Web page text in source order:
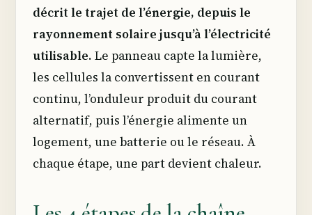
décrit le trajet de l’énergie, depuis le
rayonnement solaire jusqu’à l’électricité
utilisable. Le panneau capte la lumière,
les cellules la convertissent en courant
continu, l’onduleur produit du courant
alternatif, puis l’énergie alimente un
logement, une batterie ou le réseau. À
chaque étape, une part devient chaleur.